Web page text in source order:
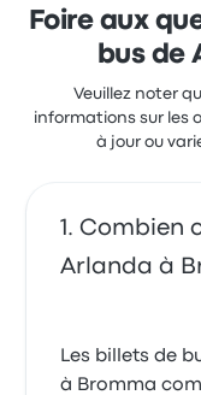
Foire aux
bus de
Veuillez noter
informations sur les
à jour ou
Combien
Arlanda à
Les billets de
à Bromma